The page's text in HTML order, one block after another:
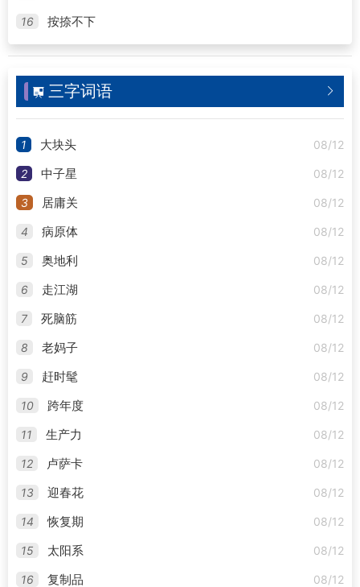
16 按捺不下

 三字词语
1 08/12
大块头
2 08/12
中子星
3 08/12
居庸关
4 08/12
病原体
5 08/12
奥地利
6 08/12
走江湖
7 08/12
死脑筋
8 08/12
老妈子
9 08/12
赶时髦
10 08/12
跨年度
11 08/12
生产力
12 08/12
卢萨卡
13 08/12
迎春花
14 08/12
恢复期
15 08/12
太阳系
16 08/12
复制品